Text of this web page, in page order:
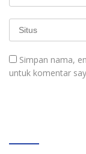
Simpan nama,
untuk komentar